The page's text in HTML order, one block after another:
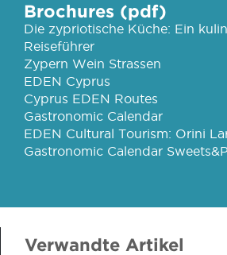
Brochures (pdf)
Die zypriotische Küche: Ein
Reiseführer
Zypern Wein Strassen
EDEN Cyprus
Cyprus EDEN Routes
Gastronomic Calendar
EDEN Cultural Tourism: Orini
Gastronomic Calendar
Verwandte Artikel